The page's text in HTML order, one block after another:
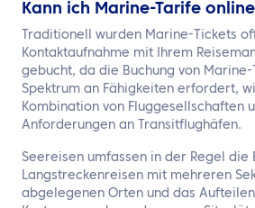
Kann ich Marine-Tarife
Traditionell wurden Marine-Tickets
Kontaktaufnahme mit Ihrem
gebucht, da die Buchung von
Spektrum an Fähigkeiten erfordert,
Kombination von Fluggesellschaften
Anforderungen an Transitflughäfen.
Seereisen umfassen in der Regel die
Langstreckenreisen mit mehreren
abgelegenen Orten und das